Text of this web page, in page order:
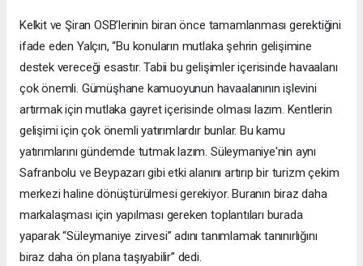
Kelkit ve Şiran OSB’lerinin biran önce tamamlanması gerektiğini
ifade eden Yalçın, “Bu konuların mutlaka şehrin gelişimine
destek vereceği esastır. Tabii bu gelişimler içerisinde havaalanı
çok önemli. Gümüşhane kamuoyunun havaalanının işlevini
artırmak için mutlaka gayret içerisinde olması lazım. Kentlerin
gelişimi için çok önemli yatırımlardır bunlar. Bu kamu
yatırımlarını gündemde tutmak lazım. Süleymaniye'nin aynı
Safranbolu ve Beypazarı gibi etki alanını artırıp bir turizm çekim
merkezi haline dönüştürülmesi gerekiyor. Buranın biraz daha
markalaşması için yapılması gereken toplantıları burada
yaparak “Süleymaniye zirvesi” adını tanımlamak tanınırlığını
biraz daha ön plana taşıyabilir” dedi.